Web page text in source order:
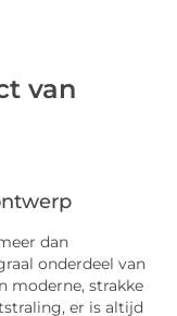
van
dan
onderdeel van
moderne, strakke
er is altijd